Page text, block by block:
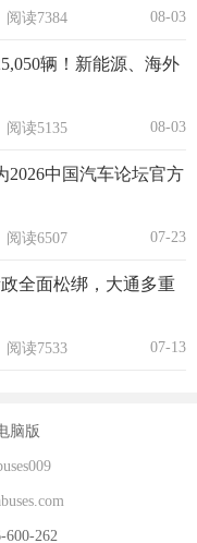
阅读7384 08-03
辆！新能源、海外
阅读5135 08-03
2026中国汽车论坛官方
阅读6507 07-23
全面松绑，大通多重
阅读7533 07-13
脑版
600-262